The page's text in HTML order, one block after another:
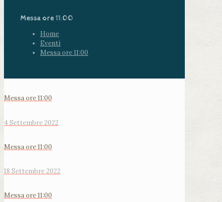
Messa ore 11:00
Home
Eventi
Messa ore 11:00
Messa ore 11:00
4 Settembre 2022
Messa ore 11:00
18 Settembre 2022
Messa ore 11:00